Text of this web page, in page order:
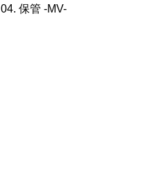
04. 保管 -MV-